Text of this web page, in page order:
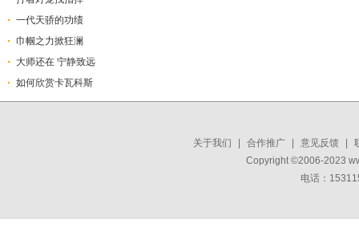
一代天骄的功绩
巾帼之力掀狂澜
大师还在 宁静致远
如何欣赏卡瓦科斯
关于我们 合作推广 意见反馈
Copyright ©2006-2023
电话：